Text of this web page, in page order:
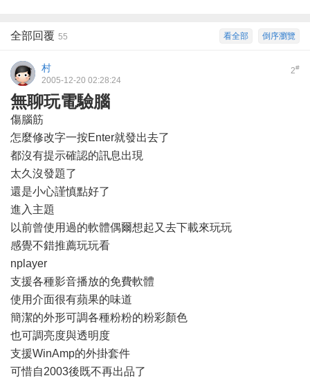
倒序瀏覽
看全部
全部回覆 55
2#
村
2005-12-20 02:28:24
無聊玩電驗腦
傷腦筋
怎麼修改字一按Enter就發出去了
都沒有提示確認的訊息出現
太久沒發題了
還是小心謹慎點好了
進入主題
以前曾使用過的軟體偶爾想起又去下載來玩玩
感覺不錯推薦玩玩看
nplayer
支援各種影音播放的免費軟體
使用介面很有蘋果的味道
簡潔的外形可調各種粉粉的粉彩顏色
也可調亮度與透明度
支援WinAmp的外掛套件
可惜自2003後既不再出品了